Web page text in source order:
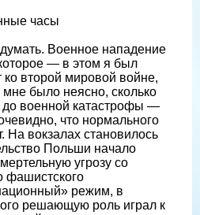
часы
Военное нападение
— в этом я был
второй мировой войне,
было неясно, сколько
до военной катастрофы —
что нормального
На вокзалах становилось
Польши начало
угрозу со
фашистского
режим, в
решающую роль играл к